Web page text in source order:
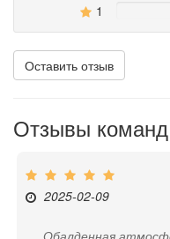
1
Оставить отзыв
Отзывы команд
2025-02-09